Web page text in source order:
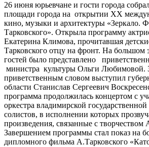
26 июня юрьевчане и гости города
площади города на открытии XX
кино, музыки и архитектуры «Зеркало.
Тарковского». Открыла программу
Екатерина Климова, прочитавшая
Тарковского отцу на фронт. На большом
гостей было представлено
министра культуры Ольги Любимовой.
приветственным словом выступил
области Станислав Сергеевич
программа продолжилась концертом с
оркестра владимирской
солистов, в исполнении которых
произведения, связанные с творчеством
Завершением программы стал показ на
дипломного фильма А.Тарковского